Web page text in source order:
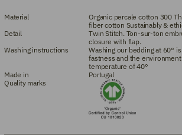
Material
Organic percale cotton 300
fiber cotton Sustainably &
Detail
Twin Stitch. Ton-sur-ton
closure with flap.
Washing instructions
Washing our bedding at 60°
fastness and the
temperature of 40°
Made in
Portugal
Quality marks